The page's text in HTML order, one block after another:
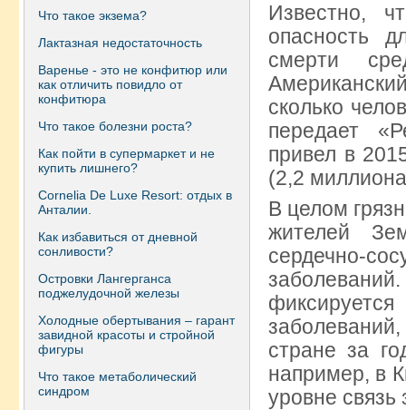
Что такое экзема?
Лактазная недостаточность
Варенье - это не конфитюр или
как отличить повидло от
конфитюра
Что такое болезни роста?
Как пойти в супермаркет и не
купить лишнего?
Сornelia De Luxe Resort: отдых в
Анталии.
Как избавиться от дневной
сонливости?
Островки Лангерганса
поджелудочной железы
Холодные обертывания – гарант
завидной красоты и стройной
фигуры
Что такое метаболический
синдром
Известно,
опасность
смерти
сколько
передает
привел в
(2,2
В целом
жителей
сердечно-
стране за
например, в
уровне связь